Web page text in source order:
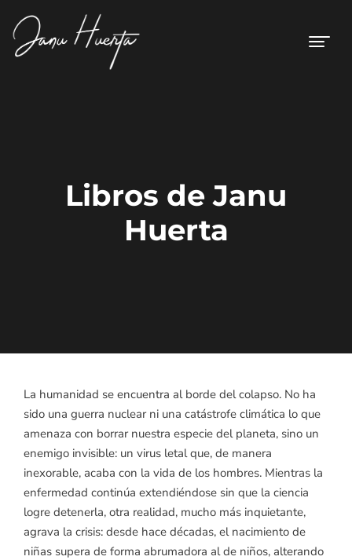
Libros de Janu
Huerta
La humanidad se encuentra al borde del colapso. No ha
sido una guerra nuclear ni una catástrofe climática lo que
amenaza con borrar nuestra especie del planeta, sino un
enemigo invisible: un virus letal que, de manera
inexorable, acaba con la vida de los hombres. Mientras la
enfermedad continúa extendiéndose sin que la ciencia
logre detenerla, otra realidad, mucho más inquietante,
agrava la crisis: desde hace décadas, el nacimiento de
niñas supera de forma abrumadora al de niños, alterando